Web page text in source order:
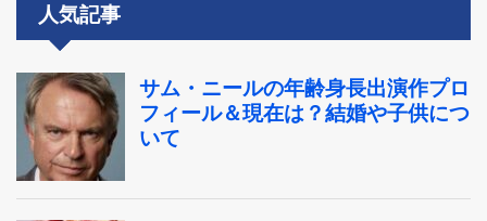
人気記事